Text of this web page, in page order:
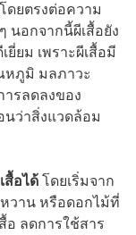
ดยตรงต่อความ
นอกจากนี้ผีเสื้อยัง
ยม เพราะผีเสื้อมี
หภูมิ มลภาวะ
รลดลงของ
ว่าสิ่งแวดล้อม
สื้อได้ โดยเริ่มจาก
วาน หรือดอกไม้ที่
อ ลดการใช้สาร